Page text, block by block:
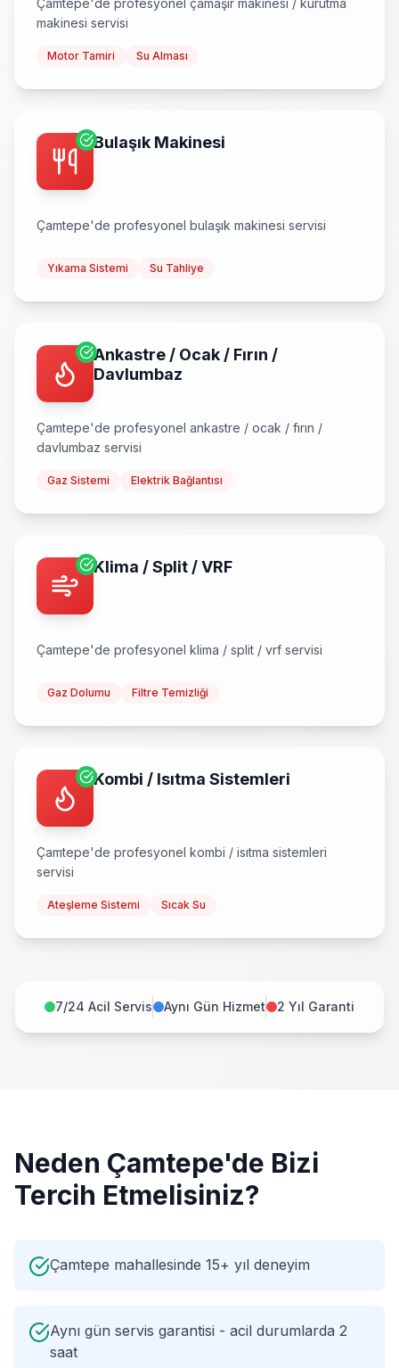
Çamtepe'de profesyonel çamaşır makinesi / kurutma
makinesi servisi
Motor Tamiri Su Alması
Bulaşık Makinesi
Çamtepe'de profesyonel bulaşık makinesi servisi
Yıkama Sistemi Su Tahliye
Ankastre / Ocak / Fırın /
Davlumbaz
Çamtepe'de profesyonel ankastre / ocak / fırın /
davlumbaz servisi
Gaz Sistemi Elektrik Bağlantısı
Klima / Split / VRF
Çamtepe'de profesyonel klima / split / vrf servisi
Gaz Dolumu Filtre Temizliği
Kombi / Isıtma Sistemleri
Çamtepe'de profesyonel kombi / isıtma sistemleri
servisi
Ateşleme Sistemi Sıcak Su
7/24 Acil Servis Aynı Gün Hizmet 2 Yıl Garanti
Neden Çamtepe'de Bizi
Tercih Etmelisiniz?
Çamtepe mahallesinde 15+ yıl deneyim
Aynı gün servis garantisi - acil durumlarda 2
saat